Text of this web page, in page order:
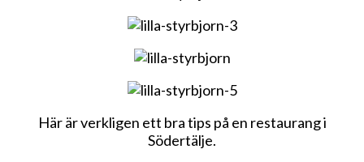
Här är verkligen ett bra tips på en restaurang i
Södertälje.